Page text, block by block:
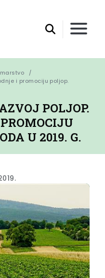
i promociju poljop.
POLJOP.
U 2019. G.